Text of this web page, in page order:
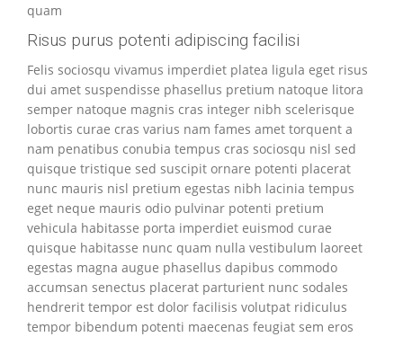
quam
Risus purus potenti adipiscing facilisi
Felis sociosqu vivamus imperdiet platea ligula eget risus
dui amet suspendisse phasellus pretium natoque litora
semper natoque magnis cras integer nibh scelerisque
lobortis curae cras varius nam fames amet torquent a
nam penatibus conubia tempus cras sociosqu nisl sed
quisque tristique sed suscipit ornare potenti placerat
nunc mauris nisl pretium egestas nibh lacinia tempus
eget neque mauris odio pulvinar potenti pretium
vehicula habitasse porta imperdiet euismod curae
quisque habitasse nunc quam nulla vestibulum laoreet
egestas magna augue phasellus dapibus commodo
accumsan senectus placerat parturient nunc sodales
hendrerit tempor est dolor facilisis volutpat ridiculus
tempor bibendum potenti maecenas feugiat sem eros